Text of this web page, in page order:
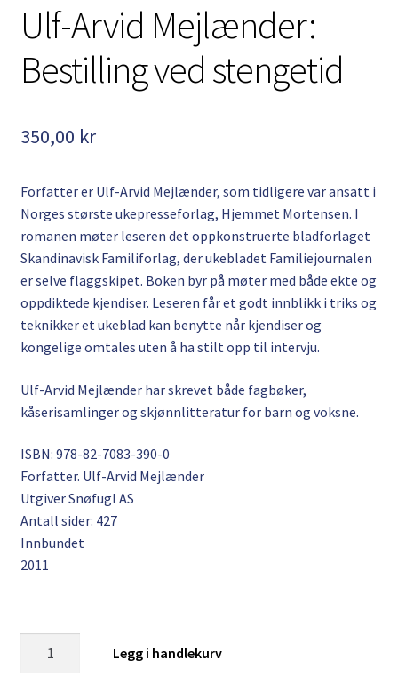
Ulf-Arvid Mejlænder:
Bestilling ved stengetid
350,00 kr
Forfatter er Ulf-Arvid Mejlænder, som tidligere var ansatt i
Norges største ukepresseforlag, Hjemmet Mortensen. I
romanen møter leseren det oppkonstruerte bladforlaget
Skandinavisk Familiforlag, der ukebladet Familiejournalen
er selve flaggskipet. Boken byr på møter med både ekte og
oppdiktede kjendiser. Leseren får et godt innblikk i triks og
teknikker et ukeblad kan benytte når kjendiser og
kongelige omtales uten å ha stilt opp til intervju.
Ulf-Arvid Mejlænder har skrevet både fagbøker,
kåserisamlinger og skjønnlitteratur for barn og voksne.
ISBN: 978-82-7083-390-0
Forfatter. Ulf-Arvid Mejlænder
Utgiver Snøfugl AS
Antall sider: 427
Innbundet
2011
Legg i handlekurv